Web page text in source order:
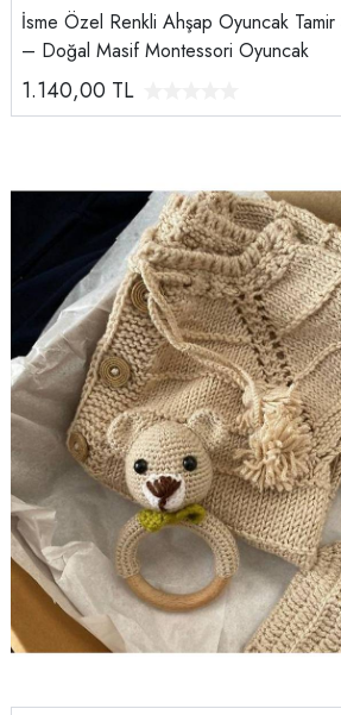
İsme Özel Renkli Ahşap Oyuncak Tamir
– Doğal Masif Montessori Oyuncak
1.140,00 TL